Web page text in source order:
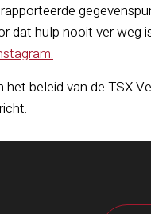
dat hulp nooit ver weg
beleid van de TSX
van dit